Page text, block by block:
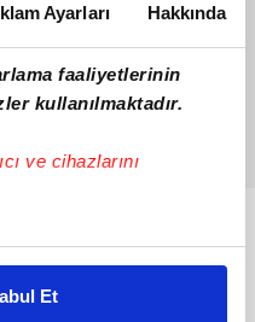
Ayarları Hakkında
faaliyetlerinin
kullanılmaktadır.
ve cihazlarını
sizlere özel
Bunu yaparken
Et